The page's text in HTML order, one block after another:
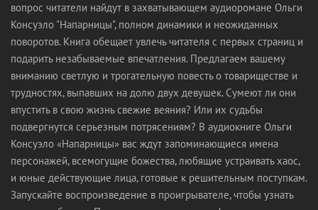
вопрос читатели найдут в захватывающем аудиоромане Ольги
Консуэло "Напарницы", полном динамики и неожиданных
поворотов. Книга обещает увлечь читателя с первых страниц и
подарить незабываемые впечатления. Предлагаем вашему
вниманию светлую и трогательную повесть о товариществе и
трудностях, выпавших на долю двух девушек. Сумеют ли они
впустить в свою жизнь свежие веяния? Или их судьбы
подвергнутся серьезным потрясениям? В аудиокниге Ольги
Консуэло «Напарницы» вас ждут запоминающиеся имена
персонажей, всемогущие божества, любящие устраивать хаос,
и юные действующие лица, готовые к решительным поступкам.
Запускайте воспроизведение в проигрывателе, чтобы узнать